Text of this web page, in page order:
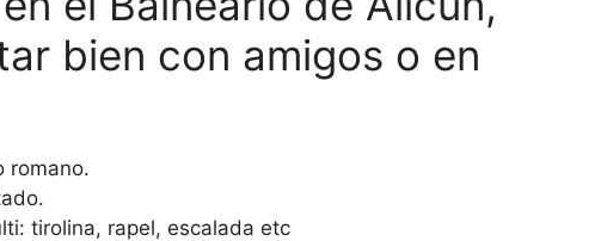
bien con amigos o en
romano.
tirolina, rapel, escalada etc